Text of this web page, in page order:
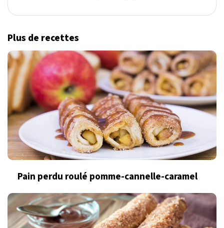
Plus de recettes
Pain perdu roulé pomme-cannelle-caramel